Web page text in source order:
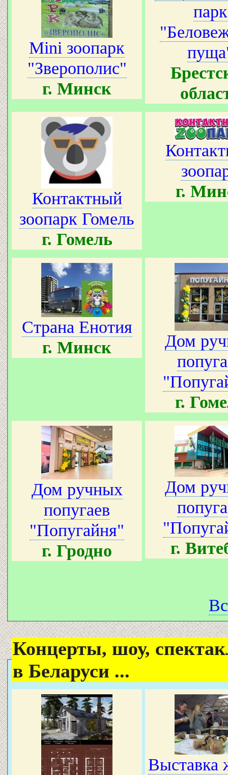
Mini зоопарк
"Зверополис"
г. Минск
парк
Контактный
зоопарк Гомель
г. Гомель
г.
Страна Енотия
г. Минск
Дом
г.
Дом ручных
попугаев
"Попугайня"
г. Гродно
Дом
г.
Концерты, шоу,
в Беларуси ...
Выставка